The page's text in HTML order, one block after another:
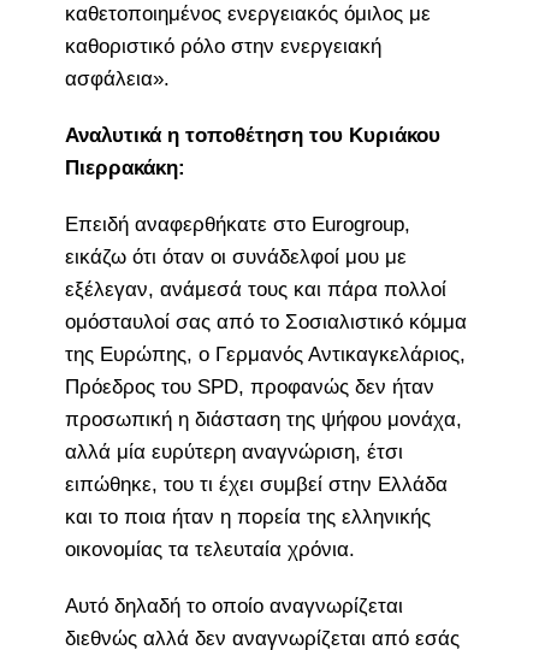
καθετοποιημένος ενεργειακός όμιλος με
καθοριστικό ρόλο στην ενεργειακή
ασφάλεια».
Αναλυτικά η τοποθέτηση του Κυριάκου
Πιερρακάκη:
Επειδή αναφερθήκατε στο Eurogroup,
εικάζω ότι όταν οι συνάδελφοί μου με
εξέλεγαν, ανάμεσά τους και πάρα πολλοί
ομόσταυλοί σας από το Σοσιαλιστικό κόμμα
της Ευρώπης, ο Γερμανός Αντικαγκελάριος,
Πρόεδρος του SPD, προφανώς δεν ήταν
προσωπική η διάσταση της ψήφου μονάχα,
αλλά μία ευρύτερη αναγνώριση, έτσι
ειπώθηκε, του τι έχει συμβεί στην Ελλάδα
και το ποια ήταν η πορεία της ελληνικής
οικονομίας τα τελευταία χρόνια.
Αυτό δηλαδή το οποίο αναγνωρίζεται
διεθνώς αλλά δεν αναγνωρίζεται από εσάς